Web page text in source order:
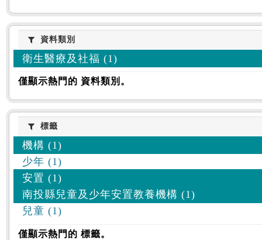
資料類別
資料類別
衛生醫療及社福 (1)
僅顯示熱門的 資料類別。
標籤標籤
機構 (1)
少年 (1)
安置 (1)
南投縣兒童及少年安置教養機構 (1)
兒童 (1)
僅顯示熱門的 標籤。